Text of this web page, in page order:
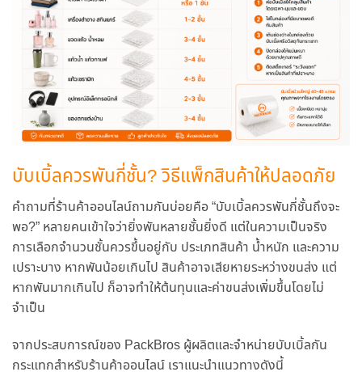
บับเบิ้ลควรพันกี่ชั้น? วิธีแพ็กสินค้าให้ปลอดภัย
คำถามที่ร้านค้าออนไลน์ถามกันบ่อยคือ“บับเบิ้ลควรพันกี่ชั้นถึงจะ
พอ?” หลายคนเข้าใจว่ายิ่งพันหลายชั้นยิ่งดี แต่ในความเป็นจริง
การเลือกจำนวนชั้นควรขึ้นอยู่กับ ประเภทสินค้า น้ำหนัก และความ
เปราะบาง หากพันน้อยเกินไป สินค้าอาจเสียหายระหว่างขนส่ง แต่
หากพันมากเกินไป ก็อาจทำให้ต้นทุนและค่าขนส่งเพิ่มขึ้นโดยไม่
จำเป็น
จากประสบการณ์ของ PackBros ผู้ผลิตและจำหน่ายบับเบิ้ลกัน
กระแทกสำหรับร้านค้าออนไลน์ เราแนะนำแนวทางดังนี้